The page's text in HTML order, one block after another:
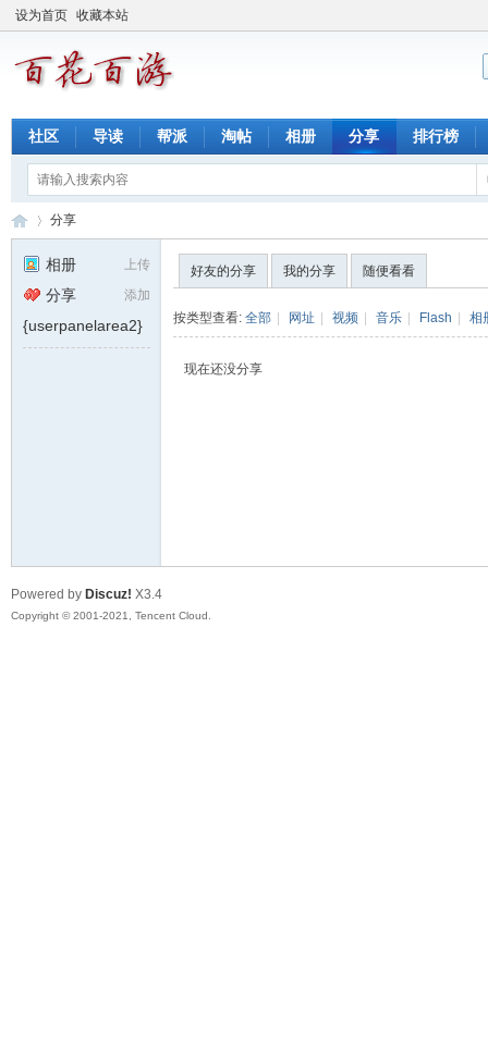
设为首页 收藏本站
社区 导读 帮派 淘帖 相册 分享 排行榜
分享
上传
相册
添加
分享
{userpanelarea2}
好友的分享 我的分享 随便看看
按类型查看: 全部 网址 视频 音乐 Flash 相
现在还没分享
Powered by Discuz! X3.4
Copyright © 2001-2021, Tencent Cloud.